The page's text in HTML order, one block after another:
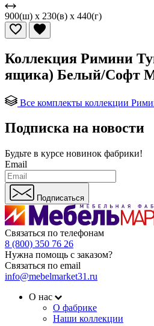
900(ш) x 230(в) x 440(г)
Коллекция Римини
ящика) Белый/Софт
Все комплекты коллекции
Подписка на новости
Будьте в курсе новинок фабрики!
Email
Подписаться
Связаться по телефонам
8 (800) 350 76 26
Нужна помощь с заказом?
Связаться по email
info@mebelmarket31.ru
О нас
О фабрике
Наши коллекции